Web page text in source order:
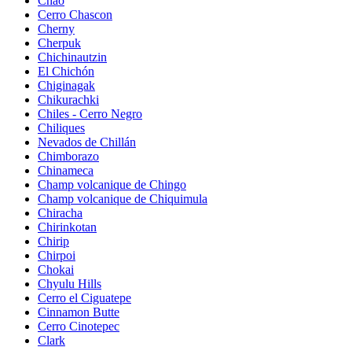
Cerro Chascon
Cherny
Cherpuk
Chichinautzin
El Chichón
Chiginagak
Chikurachki
Chiles - Cerro Negro
Chiliques
Nevados de Chillán
Chimborazo
Chinameca
Champ volcanique de Chingo
Champ volcanique de Chiquimula
Chiracha
Chirinkotan
Chirip
Chirpoi
Chokai
Chyulu Hills
Cerro el Ciguatepe
Cinnamon Butte
Cerro Cinotepec
Clark